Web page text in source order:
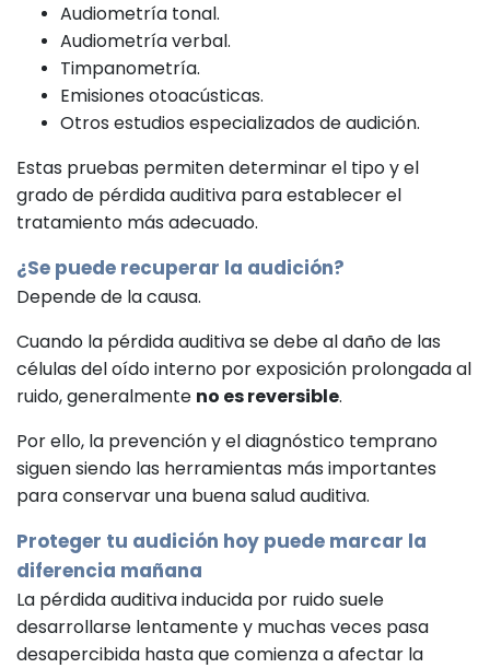
Audiometría tonal.
Audiometría verbal.
Timpanometría.
Emisiones otoacústicas.
Otros estudios especializados de audición.
Estas pruebas permiten determinar el tipo y el
grado de pérdida auditiva para establecer el
tratamiento más adecuado.
¿Se puede recuperar la audición?
Depende de la causa.
Cuando la pérdida auditiva se debe al daño de las
células del oído interno por exposición prolongada al
ruido, generalmente no es reversible.
Por ello, la prevención y el diagnóstico temprano
siguen siendo las herramientas más importantes
para conservar una buena salud auditiva.
Proteger tu audición hoy puede marcar la
diferencia mañana
La pérdida auditiva inducida por ruido suele
desarrollarse lentamente y muchas veces pasa
desapercibida hasta que comienza a afectar la